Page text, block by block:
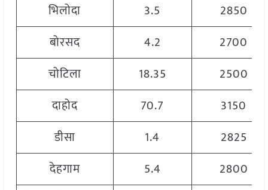
भिलोदा
3.5
2850
बोरसद
4.2
2700
चोटिला
18.35
2500
दाहोद
70.7
3150
डीसा
1.4
2825
देहगाम
5.4
2800